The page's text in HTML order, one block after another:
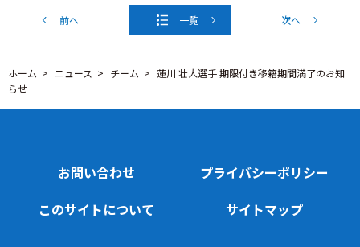
前へ 一覧 次へ
ホーム ニュース チーム
蓮川 壮大選手 期限付き移籍期間満了のお知
らせ
お問い合わせ
プライバシーポリシー
このサイトについて
サイトマップ